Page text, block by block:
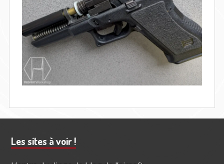
Barre
Les sites à voir !